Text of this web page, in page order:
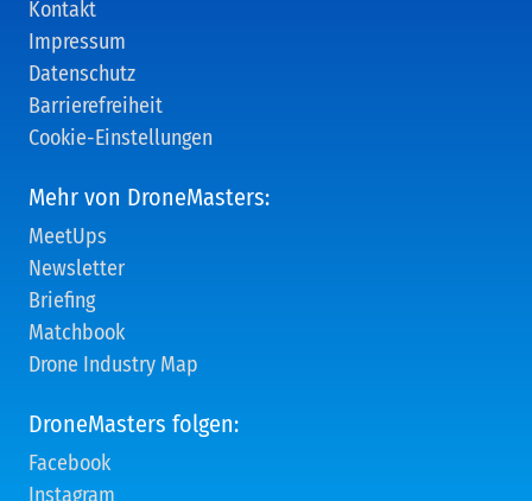
Kontakt
Impressum
Datenschutz
Barrierefreiheit
Cookie-Einstellungen
Mehr von DroneMasters:
MeetUps
Newsletter
Briefing
Matchbook
Drone Industry Map
DroneMasters folgen:
Facebook
Instagram